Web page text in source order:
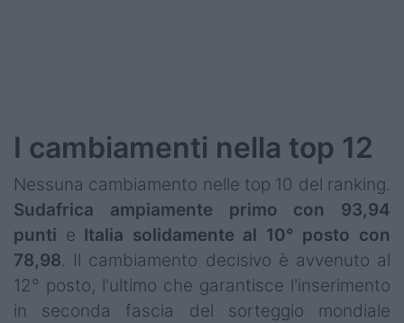
I cambiamenti nella top 12
Nessuna cambiamento nelle top 10 del ranking.
Sudafrica
ampiamente primo con 93,94
punti e Italia solidamente al 10° posto con
78,98. Il cambiamento decisivo è avvenuto al
12° posto, l'ultimo che garantisce l'inserimento
in seconda fascia del sorteggio mondiale